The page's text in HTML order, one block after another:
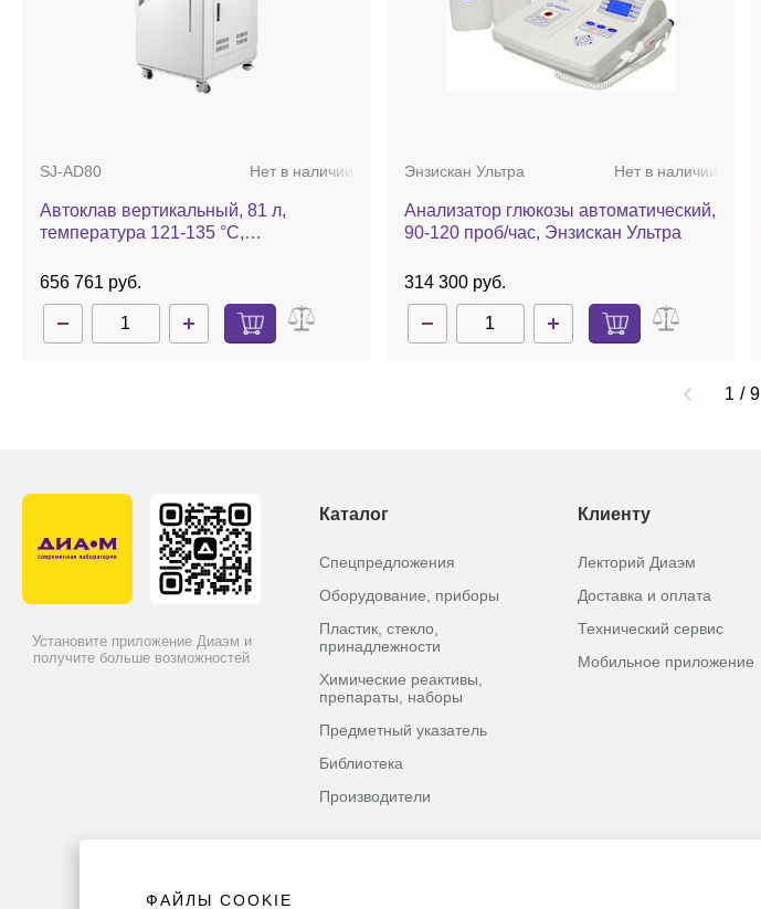
SJ-AD80 Нет в наличии
Автоклав вертикальный, 81 л,
температура 121-135 °С,
656 761 руб.
Энзискан Ультра Нет в наличии
Анализатор глюкозы автоматический,
90-120 проб/час, Энзискан Ультра
314 300 руб.
1 / 9
Установите приложение Диаэм и
получите больше возможностей
Каталог
Спецпредложения
Оборудование, приборы
Пластик, стекло,
принадлежности
Химические реактивы,
препараты, наборы
Предметный указатель
Библиотека
Производители
Клиенту
Лекторий Диаэм
Доставка и оплата
Технический сервис
Мобильное приложение
ФАЙЛЫ COOKIE